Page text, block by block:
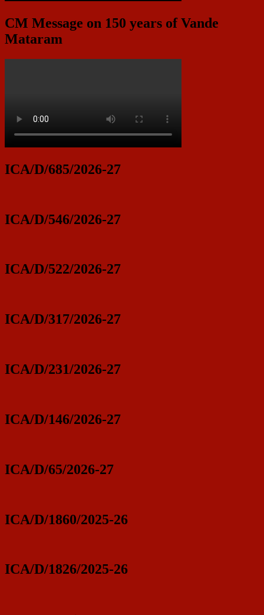
CM Message on 150 years of Vande
Mataram
ICA/D/685/2026-27
ICA/D/546/2026-27
ICA/D/522/2026-27
ICA/D/317/2026-27
ICA/D/231/2026-27
ICA/D/146/2026-27
ICA/D/65/2026-27
ICA/D/1860/2025-26
ICA/D/1826/2025-26